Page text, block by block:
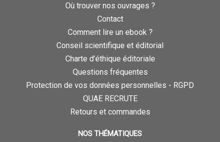
Où trouver nos ouvrages ?
Contact
Comment lire un ebook ?
Conseil scientifique et éditorial
Charte d’éthique éditoriale
Questions fréquentes
Protection de vos données personnelles - RGPD
QUAE RECRUTE
Retours et commandes
NOS THÉMATIQUES